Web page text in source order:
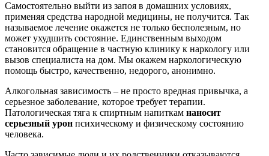
Самостоятельно выйти из запоя в домашних условиях,
применяя средства народной медицины, не получится. Так
называемое лечение окажется не только бесполезным, но
может ухудшить состояние. Единственным выходом
становится обращение в частную клинику к наркологу или
вызов специалиста на дом. Мы окажем наркологическую
помощь быстро, качественно, недорого, анонимно.
Алкогольная зависимость – не просто вредная привычка, а
серьезное заболевание, которое требует терапии.
Патологическая тяга к спиртным напиткам наносит
серьезный урон психическому и физическому состоянию
человека.